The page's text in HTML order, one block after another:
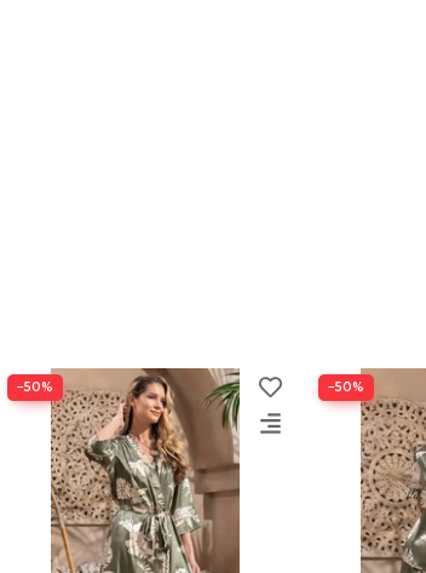
−50% −50%